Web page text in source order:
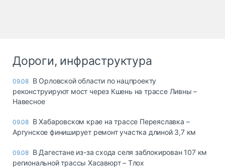
Дороги, инфраструктура
09.08 В Орловской области по нацпроекту
реконструируют мост через Кшень на трассе Ливны –
Навесное
09.08 В Хабаровском крае на трассе Переяславка –
Аргунское финиширует ремонт участка длиной 3,7 км
09.08 В Дагестане из-за схода селя заблокирован 107 км
региональной трассы Хасавюрт – Тлох